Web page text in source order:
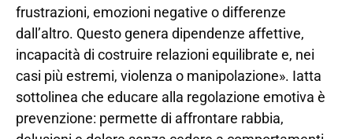
frustrazioni, emozioni negative o differenze
dall’altro. Questo genera dipendenze affettive,
incapacità di costruire relazioni equilibrate e, nei
casi più estremi, violenza o manipolazione». Iatta
sottolinea che educare alla regolazione emotiva è
prevenzione: permette di affrontare rabbia,